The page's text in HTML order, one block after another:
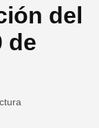
del
de